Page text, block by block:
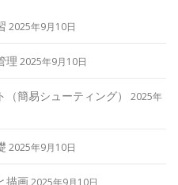
2025年9月10日
理 2025年9月10日
簡易シューティング）
2025年
2025年9月10日
描画2025年9月10日